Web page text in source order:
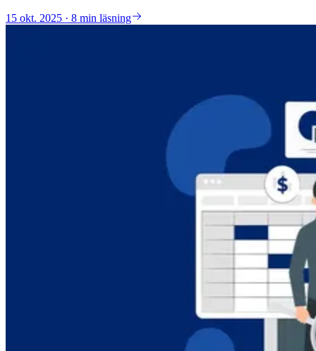
15 okt. 2025 · 8 min läsning